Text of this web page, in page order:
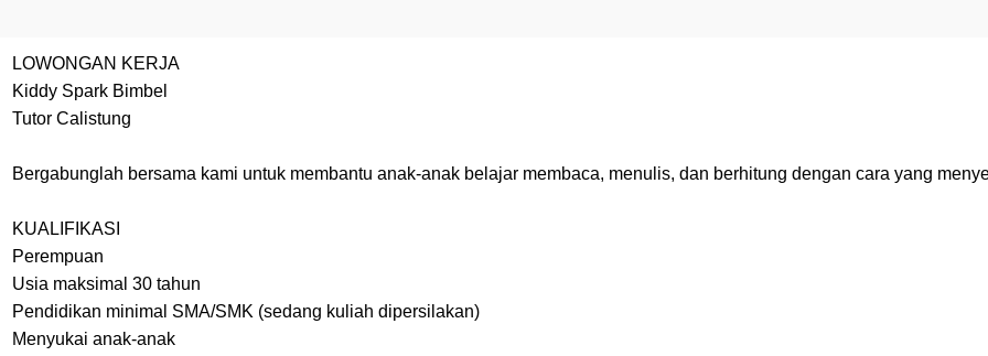
LOWONGAN KERJA
Kiddy Spark Bimbel
Tutor Calistung
Bergabunglah bersama kami untuk membantu anak-anak belajar membaca, menulis, dan berhitung dengan cara yang
KUALIFIKASI
Perempuan
Usia maksimal 30 tahun
Pendidikan minimal SMA/SMK (sedang kuliah dipersilakan)
Menyukai anak-anak